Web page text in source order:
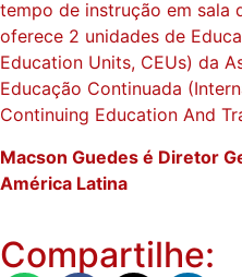
tempo de instrução em sala
oferece 2 unidades de
Education Units, CEUs) da
Educação Continuada
Continuing Education And
Macson Guedes é Diretor
América Latina
Compartilhe: